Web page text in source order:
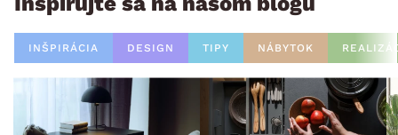
INŠPIRÁCIA DESIGN TIPY NÁBYTOK